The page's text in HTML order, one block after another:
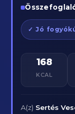
✓ Jó
168
KCAL
A(z) Sertés